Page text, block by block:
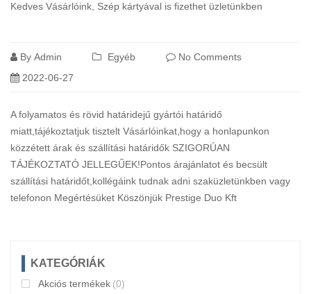
Kedves Vásárlóink, Szép kártyával is fizethet üzletünkben
more
By Admin Egyéb
No Comments
2022-06-27
A folyamatos és rövid határidejű gyártói határidő
miatt,tájékoztatjuk tisztelt Vásárlóinkat,hogy a honlapunkon
közzétett árak és szállítási határidők SZIGORÚAN
TÁJÉKOZTATÓ JELLEGŰEK!Pontos árajánlatot és becsült
szállítási határidőt,kollégáink tudnak adni szaküzletünkben vagy
telefonon Megértésüket Köszönjük Prestige Duo Kft
KATEGÓRIÁK
Akciós termékek (0)